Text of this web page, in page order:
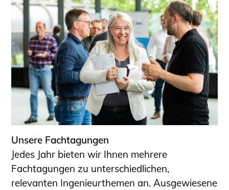
Unsere Fachtagungen
Jedes Jahr bieten wir Ihnen mehrere
Fachtagungen zu unterschiedlichen,
relevanten Ingenieurthemen an. Ausgewiesene